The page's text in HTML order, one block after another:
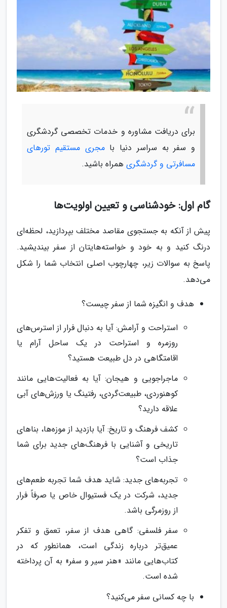
برای دریافت مشاوره و خدمات تخصصی گردشگری
و سفر به سراسر دنیا بامجری مستقیم تورهای
مسافرتی و گردشگری همراه باشید.
گام اول: خودشناسی و تعیین اولویت‌ها
پیش از آنکه به جستجوی مقاصد مختلف بپردازید، لحظه‌ای
درنگ کنید و به خود و خواسته‌هایتان از سفر بیندیشید.
پاسخ به سوالات زیر، چهارچوب اصلی انتخاب شما را شکل
می‌دهد.
هدف و انگیزه شما از سفر چیست؟
استراحت و آرامش: آیا به دنبال فرار از استرس‌های
روزمره و استراحت در یک ساحل آرام یا
اقامتگاهی در دل طبیعت هستید؟
ماجراجویی و هیجان: آیا به فعالیت‌هایی مانند
کوهنوردی، طبیعت‌گردی، رفتینگ یا ورزش‌های آبی
علاقه دارید؟
کشف فرهنگ و تاریخ: آیا بازدید از موزه‌ها، بناهای
تاریخی و آشنایی با فرهنگ‌های جدید برای شما
جذاب است؟
تجربه‌های جدید: شاید هدف شما تجربه طعم‌های
جدید، شرکت در یک فستیوال خاص یا صرفاً فرار
از روزمرگی باشد.
سفر فلسفی: گاهی هدف از سفر، تعمق و تفکر
عمیق‌تر درباره زندگی است، همانطور که در
کتاب‌هایی مانند «هنر سیر و سفر» به آن پرداخته
شده است.
با چه کسانی سفر می‌کنید؟